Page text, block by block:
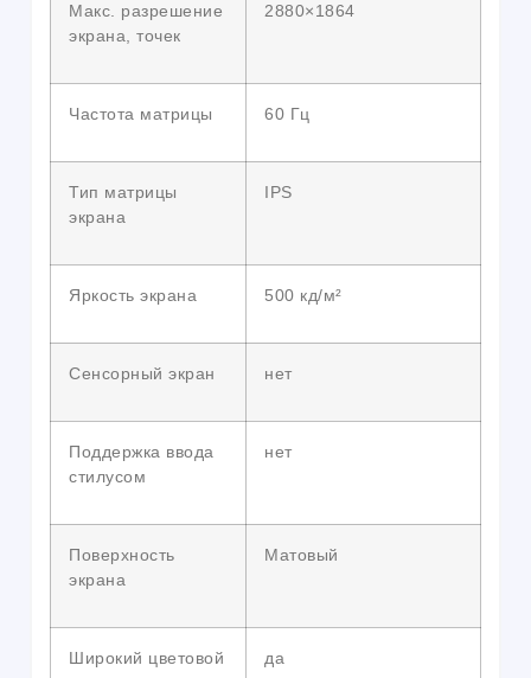
Макс. разрешение
экрана, точек
2880×1864
Частота матрицы 60 Гц
Тип матрицы
экрана
IPS
Яркость экрана 500 кд/м²
Сенсорный экран нет
Поддержка ввода
стилусом
нет
Поверхность
экрана
Матовый
Широкий цветовой
да